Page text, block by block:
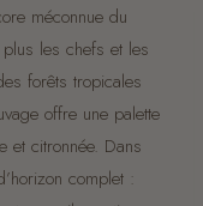
méconnue du
les chefs et les
forêts tropicales
offre une palette
et citronnée. Dans
complet :